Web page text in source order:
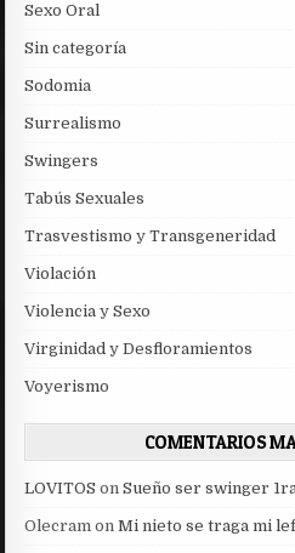
Sexo Oral
Sin categoría
Sodomia
Surrealismo
Swingers
Tabús Sexuales
Trasvestismo y Transgeneridad
Violación
Violencia y Sexo
Virginidad y Desfloramientos
Voyerismo
COMENTARIOS
LOVITOS onSueño ser swinger
Olecram onMi nieto se traga mi